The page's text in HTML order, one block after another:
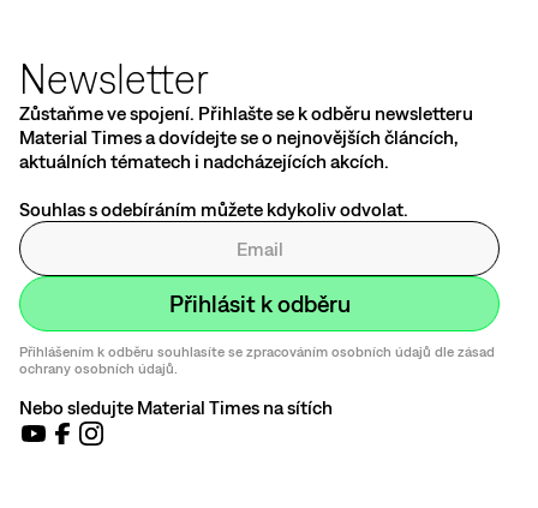
Newsletter
Zůstaňme ve spojení. Přihlašte se k odběru newsletteru
Material Times a dovídejte se o nejnovějších článcích,
aktuálních tématech i nadcházejících akcích.
Souhlas s odebíráním můžete kdykoliv odvolat.
Přihlášením k odběru souhlasíte se zpracováním osobních údajů dle zásad
ochrany osobních údajů.
Nebo sledujte Material Times na sítích